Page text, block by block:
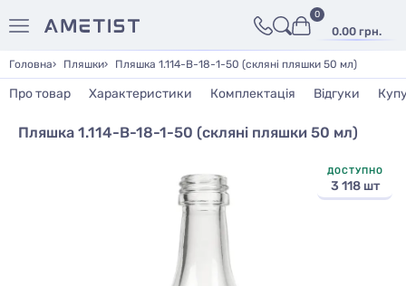
0.00 грн.
0
Головна Пляшки Пляшка 1.114-В-18-1-50 (скляні пляшки 50 мл)
Про товар Характеристики Комплектація Відгуки
Пляшка 1.114-В-18-1-50 (скляні пляшки 50 мл)
ДОСТУПНО
3 118 шт